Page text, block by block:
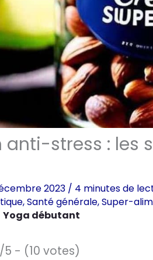
stress : les
2023 / 4 minutes de
,Santé générale,Super-
Yoga débutant
5 - (10 votes)